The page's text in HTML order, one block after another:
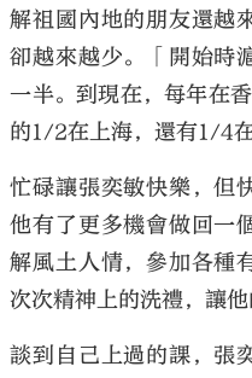
解祖國內地的朋友還越
卻越來越少。「開始時
一半。到現在，每年在
的1/2在上海，還有1/4在
忙碌讓張奕敏快樂，但
他有了更多機會做回一
解風土人情，參加各種
次次精神上的洗禮，讓
談到自己上過的課，張